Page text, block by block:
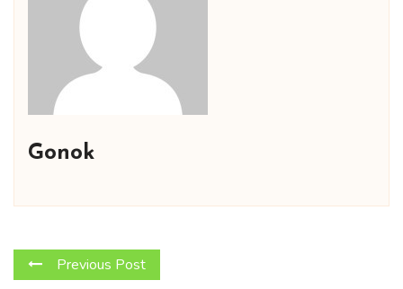
Gonok
Previous Post